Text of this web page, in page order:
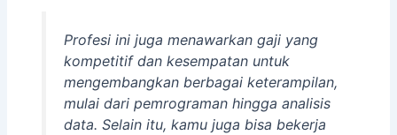
Profesi ini juga menawarkan gaji yang
kompetitif dan kesempatan untuk
mengembangkan berbagai keterampilan,
mulai dari pemrograman hingga analisis
data. Selain itu, kamu juga bisa bekerja